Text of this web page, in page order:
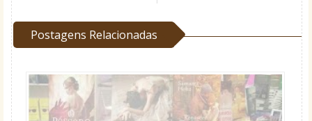
Postagens Relacionadas